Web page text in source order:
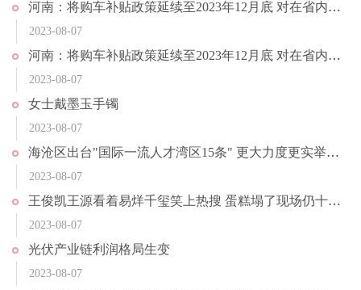
河南：将购车补贴政策延续至2023年12月底 对在省内新购汽车的消费者按照购车价格的5%给予补贴
2023-08-07
河南：将购车补贴政策延续至2023年12月底 对在省内新购汽车的消费者按照购车价格的5%给予补贴
2023-08-07
女士戴墨玉手镯
2023-08-07
海沧区出台"国际一流人才湾区15条" 更大力度更实举措招才引智
2023-08-07
王俊凯王源看着易烊千玺笑上热搜 蛋糕塌了现场仍十分欢乐
2023-08-07
光伏产业链利润格局生变
2023-08-07